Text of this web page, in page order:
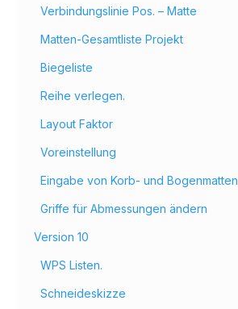
Verbindungslinie Pos. – Matte
Matten-Gesamtliste Projekt
Biegeliste
Reihe verlegen.
Layout Faktor
Voreinstellung
Eingabe von Korb- und Bogenmatten
Griffe für Abmessungen ändern
Version 10
WPS Listen.
Schneideskizze